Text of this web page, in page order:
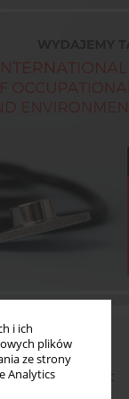
i ich
plików
ze strony
Analytics
czytane
numer Miesiąc